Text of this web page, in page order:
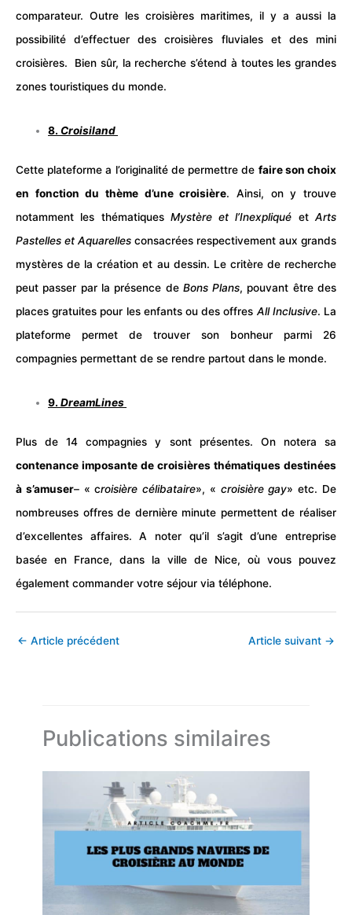
comparateur. Outre les croisières maritimes, il y a aussi la
possibilité d’effectuer des croisières fluviales et des mini
croisières. Bien sûr, la recherche s’étend à toutes les grandes
zones touristiques du monde.
8. Croisiland
Cette plateforme a l’originalité de permettre de faire son choix
en fonction du thème d’une croisière. Ainsi, on y trouve
notamment les thématiques Mystère et l’Inexpliqué etArts
Pastelles et Aquarelles consacrées respectivement aux grands
mystères de la création et au dessin. Le critère de recherche
peut passer par la présence de Bons Plans, pouvant être des
places gratuites pour les enfants ou des offres All Inclusive. La
plateforme permet de trouver son bonheur parmi 26
compagnies permettant de se rendre partout dans le monde.
9.DreamLines
Plus de 14 compagnies y sont présentes. On notera sa
contenance imposante de croisières thématiques destinées
à s’amuser– « croisièrecélibataire», « croisière gay» etc. De
nombreuses offres de dernière minute permettent de réaliser
d’excellentes affaires. A noter qu’il s’agit d’une entreprise
basée en France, dans la ville de Nice, où vous pouvez
également commander votre séjour via téléphone.
← Article précédent Article suivant →
Publications similaires